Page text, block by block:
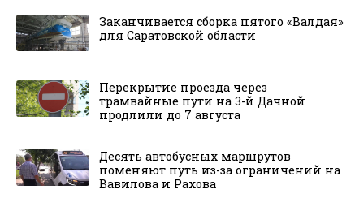
Заканчивается сборка пятого «Валдая»
для Саратовской области
Перекрытие проезда через
трамвайные пути на 3-й Дачной
продлили до 7 августа
Десять автобусных маршрутов
поменяют путь из-за ограничений на
Вавилова и Рахова